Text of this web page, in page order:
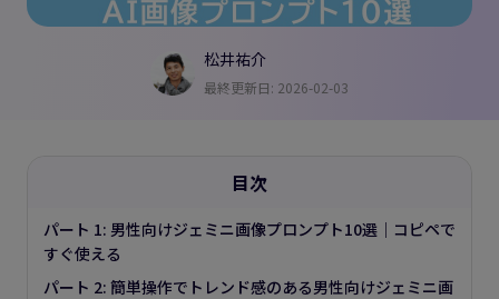
松井祐介
最終更新日: 2026-02-03
目次
パート 1: 男性向けジェミニ画像プロンプト10選｜コピペで
すぐ使える
パート 2: 簡単操作でトレンド感のある男性向けジェミニ画